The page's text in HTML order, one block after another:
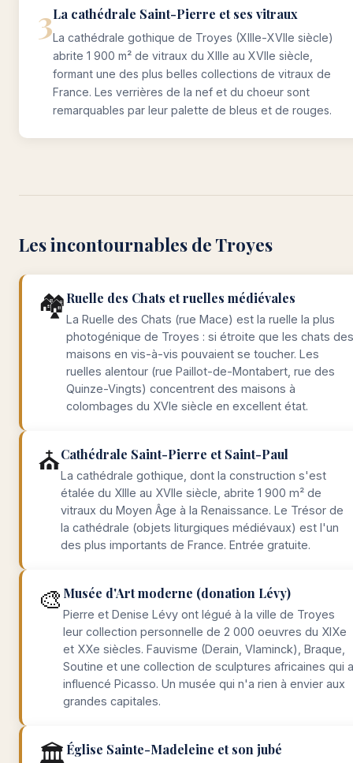
3La cathédrale Saint-Pierre et ses vitraux
La cathédrale gothique de Troyes (XIIIe-XVIIe siècle)
abrite 1 900 m² de vitraux du XIIIe au XVIIe siècle,
formant une des plus belles collections de vitraux de
France. Les verrières de la nef et du choeur sont
remarquables par leur palette de bleus et de rouges.
Les incontournables de Troyes
🏘️Ruelle des Chats et ruelles médiévales
La Ruelle des Chats (rue Mace) est la ruelle la plus
photogénique de Troyes : si étroite que les chats des
maisons en vis-à-vis pouvaient se toucher. Les
ruelles alentour (rue Paillot-de-Montabert, rue des
Quinze-Vingts) concentrent des maisons à
colombages du XVIe siècle en excellent état.
⛪Cathédrale Saint-Pierre et Saint-Paul
La cathédrale gothique, dont la construction s'est
étalée du XIIIe au XVIIe siècle, abrite 1 900 m² de
vitraux du Moyen Âge à la Renaissance. Le Trésor de
la cathédrale (objets liturgiques médiévaux) est l'un
des plus importants de France. Entrée gratuite.
🎨 Musée d'Art moderne (donation Lévy)
Pierre et Denise Lévy ont légué à la ville de Troyes
leur collection personnelle de 2 000 oeuvres du XIXe
et XXe siècles. Fauvisme (Derain, Vlaminck), Braque,
Soutine et une collection de sculptures africaines qui a
influencé Picasso. Un musée qui n'a rien à envier aux
grandes capitales.
🏛️Église Sainte-Madeleine et son jubé